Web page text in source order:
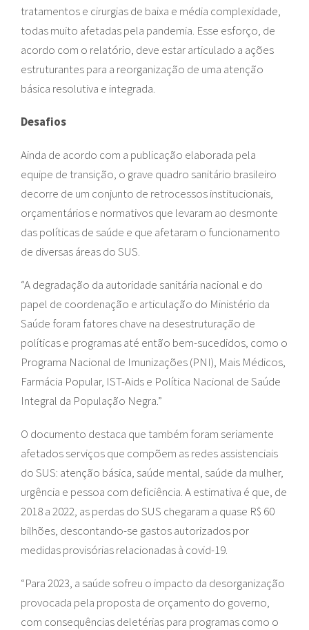
tratamentos e cirurgias de baixa e média complexidade,
todas muito afetadas pela pandemia. Esse esforço, de
acordo com o relatório, deve estar articulado a ações
estruturantes para a reorganização de uma atenção
básica resolutiva e integrada.
Desafios
Ainda de acordo com a publicação elaborada pela
equipe de transição, o grave quadro sanitário brasileiro
decorre de um conjunto de retrocessos institucionais,
orçamentários e normativos que levaram ao desmonte
das políticas de saúde e que afetaram o funcionamento
de diversas áreas do SUS.
“A degradação da autoridade sanitária nacional e do
papel de coordenação e articulação do Ministério da
Saúde foram fatores chave na desestruturação de
políticas e programas até então bem-sucedidos, como o
Programa Nacional de Imunizações (PNI), Mais Médicos,
Farmácia Popular, IST-Aids e Política Nacional de Saúde
Integral da População Negra.”
O documento destaca que também foram seriamente
afetados serviços que compõem as redes assistenciais
do SUS: atenção básica, saúde mental, saúde da mulher,
urgência e pessoa com deficiência. A estimativa é que, de
2018 a 2022, as perdas do SUS chegaram a quase R$ 60
bilhões, descontando-se gastos autorizados por
medidas provisórias relacionadas à covid-19.
“Para 2023, a saúde sofreu o impacto da desorganização
provocada pela proposta de orçamento do governo,
com consequências deletérias para programas como o